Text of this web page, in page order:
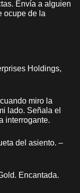
Envía a alguien
ocupe de la
Holdings,
miro la
lado. Señala el
interrogante.
del asiento. –
Encantada.